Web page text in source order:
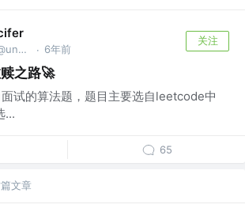
屠龙少年 @undefined · 6年前
关注
之路🚀
试的算法题，题目主要选自leetcode中
...
65
文章